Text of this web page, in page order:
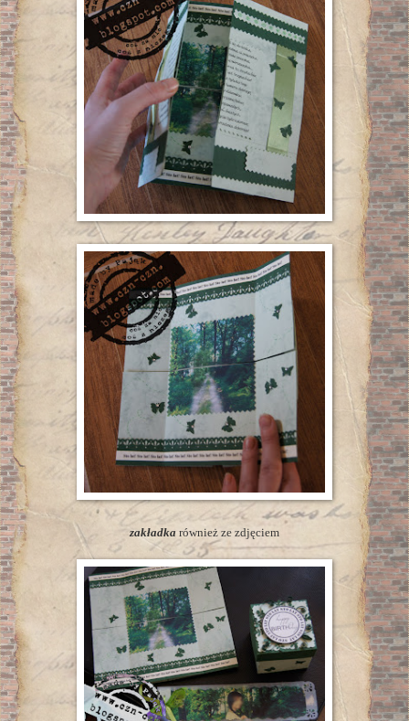
zakładka również ze zdjęciem